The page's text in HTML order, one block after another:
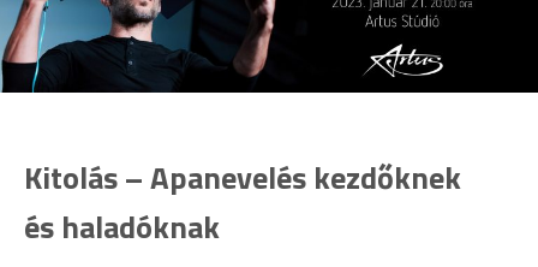
Kitolás – Apanevelés kezdőknek
és haladóknak